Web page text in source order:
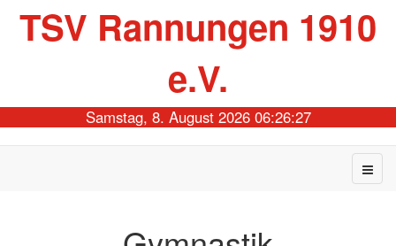
TSV Rannungen 1910
e.V.
Samstag, 8. August 2026 06:26:27